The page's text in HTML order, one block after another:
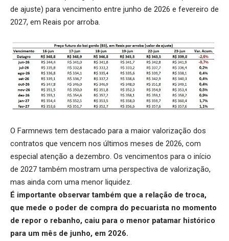
de ajuste) para vencimento entre junho de 2026 e fevereiro de
2027, em Reais por arroba.
O Farmnews tem destacado para a maior valorização dos
contratos que vencem nos últimos meses de 2026, com
especial atenção a dezembro. Os vencimentos para o início
de 2027 também mostram uma perspectiva de valorização,
mas ainda com uma menor liquidez.
É importante observar também que a relação de troca,
que mede o poder de compra do pecuarista no momento
de repor o rebanho, caiu para o menor patamar histórico
para um mês de junho, em 2026.